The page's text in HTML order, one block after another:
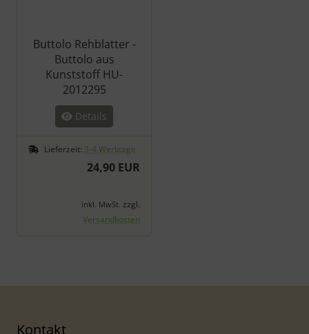
Buttolo Rehblatter -
Buttolo aus
Kunststoff HU-
2012295
Details
Lieferzeit: 3-4 Werktage
24,90 EUR
inkl. MwSt. zzgl.
Versandkosten
Kontakt